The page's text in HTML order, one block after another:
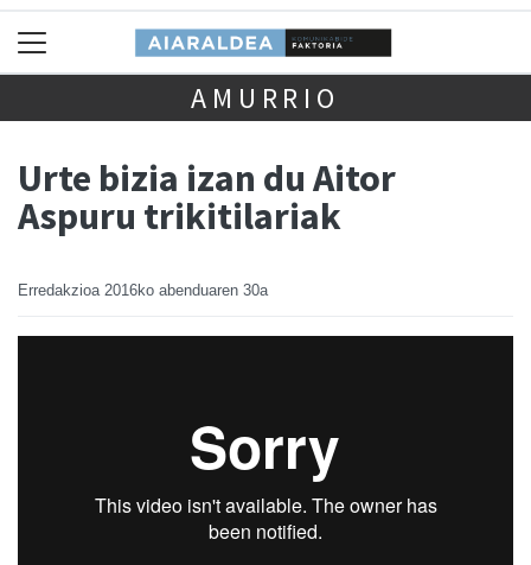
AMURRIO
Urte bizia izan du Aitor
Aspuru trikitilariak
Erredakzioa 2016ko abenduaren 30a